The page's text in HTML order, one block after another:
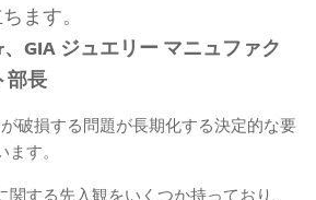
ます。
GIA ジュエリー マニュファク
部長
破損する問題が長期化する決定的な要
す。
する先入観をいくつか持っており、